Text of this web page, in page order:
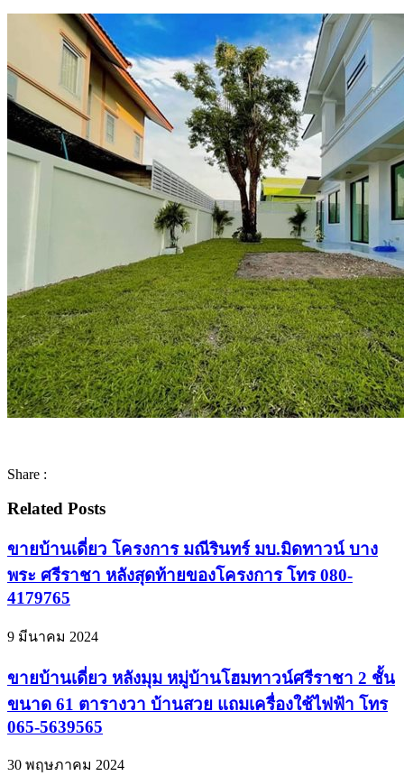
Share :
Related Posts
ขายบ้านเดี่ยว โครงการ มณีรินทร์ มบ.มิดทาวน์ บาง
พระ ศรีราชา หลังสุดท้ายของโครงการ โทร 080-
4179765
9 มีนาคม 2024
ขายบ้านเดี่ยว หลังมุม หมู่บ้านโฮมทาวน์ศรีราชา 2 ชั้น
ขนาด 61 ตารางวา บ้านสวย แถมเครื่องใช้ไฟฟ้า โทร
065-5639565
30 พฤษภาคม 2024